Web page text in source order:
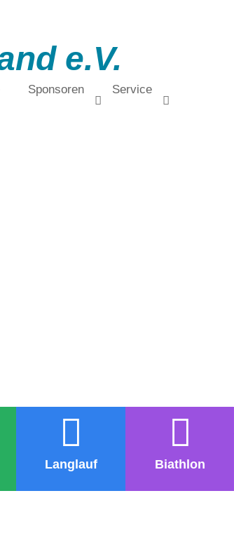
e.V.
Sponsoren Service
Langlauf Biathlon